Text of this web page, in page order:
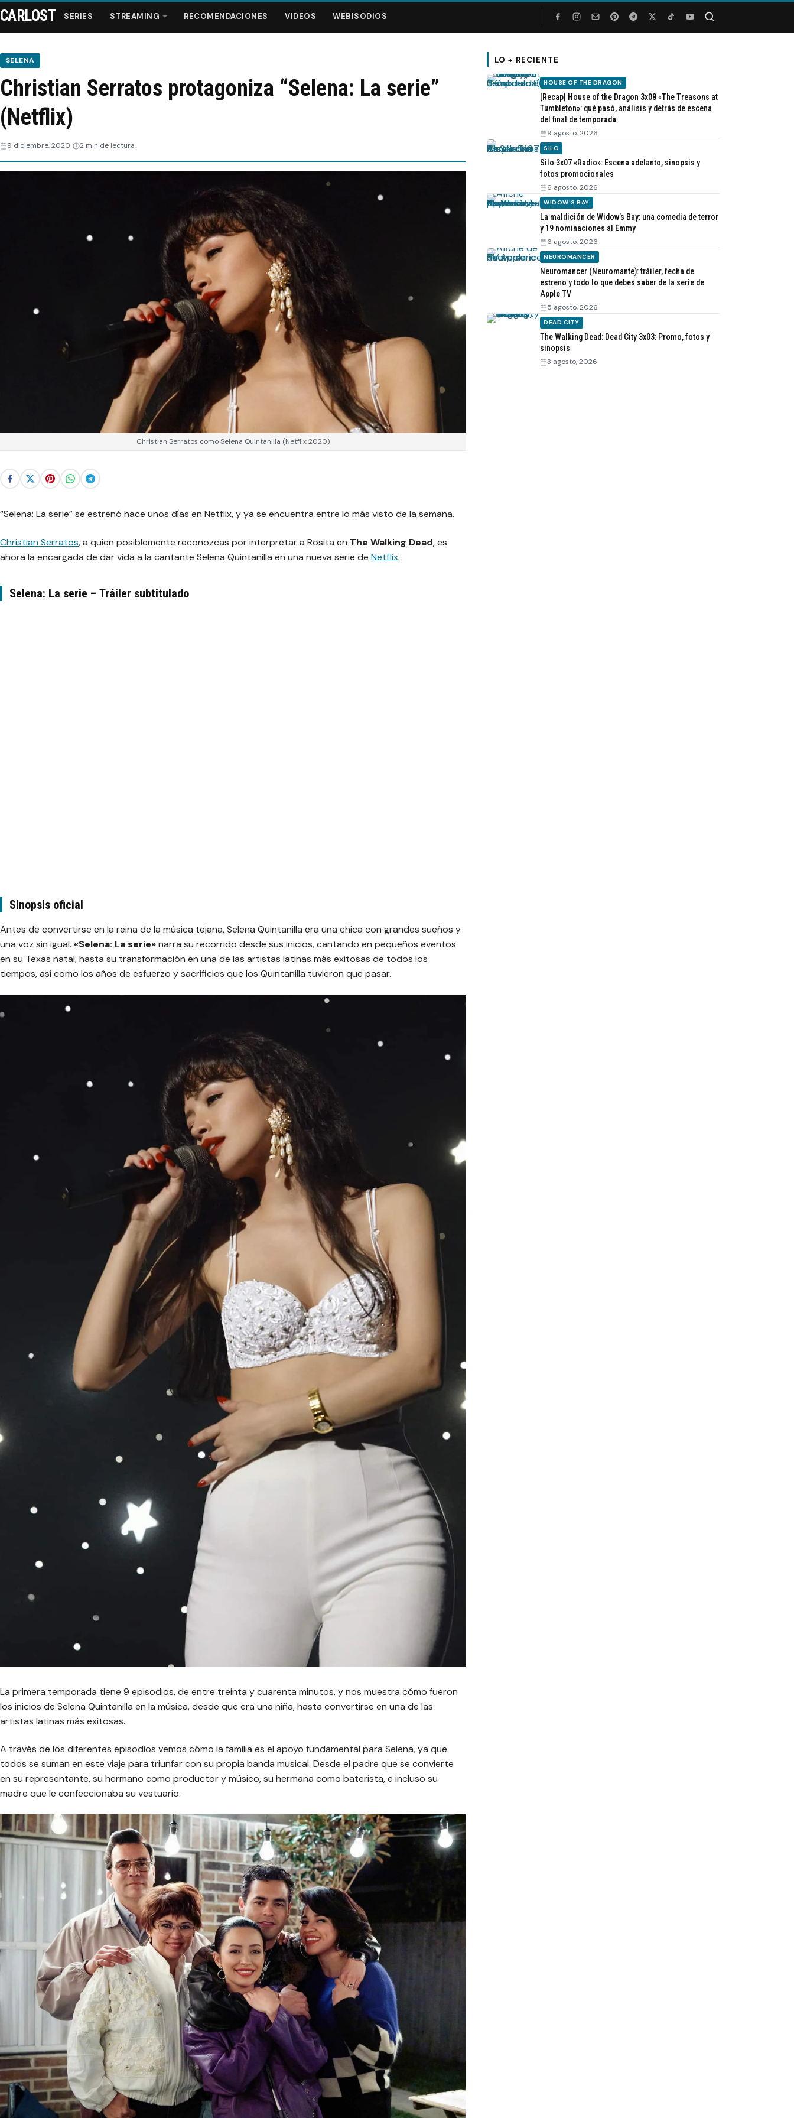
Series
Streaming
CARLOST SERIES STREAMING RECOMENDACIONES VIDEOS WEBISODIOS
SELENA
Christian Serratos protagoniza “Selena: La serie”
(Netflix)
9 diciembre, 2020 2 min de lectura
Christian Serratos como Selena Quintanilla (Netflix 2020)
“Selena: La serie” se estrenó hace unos días en Netflix, y ya se encuentra entre lo más visto de la semana.
Christian Serratos, a quien posiblemente reconozcas por interpretar a Rosita en The Walking Dead, es
ahora la encargada de dar vida a la cantante Selena Quintanilla en una nueva serie de Netflix.
Selena: La serie – Tráiler subtitulado
Sinopsis oficial
Antes de convertirse en la reina de la música tejana, Selena Quintanilla era una chica con grandes sueños y
una voz sin igual. «Selena: La serie»narra su recorrido desde sus inicios, cantando en pequeños eventos
en su Texas natal, hasta su transformación en una de las artistas latinas más exitosas de todos los
tiempos, así como los años de esfuerzo y sacrificios que los Quintanilla tuvieron que pasar.
La primera temporada tiene 9 episodios, de entre treinta y cuarenta minutos, y nos muestra cómo fueron
los inicios de Selena Quintanilla en la música, desde que era una niña, hasta convertirse en una de las
artistas latinas más exitosas.
A través de los diferentes episodios vemos cómo la familia es el apoyo fundamental para Selena, ya que
todos se suman en este viaje para triunfar con su propia banda musical. Desde el padre que se convierte
en su representante, su hermano como productor y músico, su hermana como baterista, e incluso su
madre que le confeccionaba su vestuario.
LO + RECIENTE
HOUSE OF THE DRAGON
[Recap] House of the Dragon 3x08 «The Treasons at
Tumbleton»: qué pasó, análisis y detrás de escena
del final de temporada
9 agosto, 2026
SILO
Silo 3x07 «Radio»: Escena adelanto, sinopsis y
fotos promocionales
6 agosto, 2026
WIDOW'S BAY
La maldición de Widow’s Bay: una comedia de terror
y 19 nominaciones al Emmy
6 agosto, 2026
NEUROMANCER
Neuromancer (Neuromante): tráiler, fecha de
estreno y todo lo que debes saber de la serie de
Apple TV
5 agosto, 2026
DEAD CITY
The Walking Dead: Dead City 3x03: Promo, fotos y
sinopsis
3 agosto, 2026